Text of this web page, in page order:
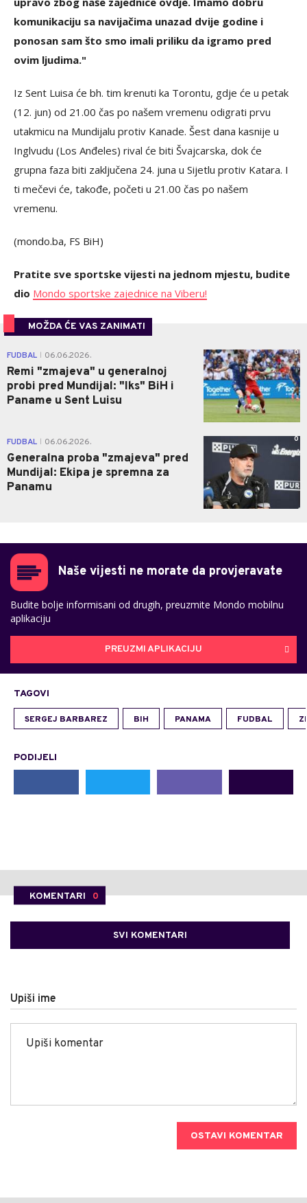
komunikaciju sa navijačima unazad dvije godine i
ponosan sam što smo imali priliku da igramo pred
ovim ljudima."
Iz Sent Luisa će bh. tim krenuti ka Torontu, gdje će u petak
(12. jun) od 21.00 čas po našem vremenu odigrati prvu
utakmicu na Mundijalu protiv Kanade. Šest dana kasnije u
Inglvudu (Los Anđeles) rival će biti Švajcarska, dok će
grupna faza biti zaključena 24. juna u Sijetlu protiv Katara. I
ti mečevi će, takođe, početi u 21.00 čas po našem
vremenu.
(mondo.ba, FS BiH)
Pratite sve sportske vijesti na jednom mjestu, budite
dio Mondo sportske zajednice na Viberu!
MOŽDA ĆE VAS ZANIMATI
FUDBAL 06.06.2026.
Remi "zmajeva" u generalnoj
probi pred Mundijal: "Iks" BiH i
Paname u Sent Luisu
0
FUDBAL 06.06.2026.
Generalna proba "zmajeva" pred
Mundijal: Ekipa je spremna za
Panamu
0
Naše vijesti ne morate da provjeravate
Budite bolje informisani od drugih, preuzmite Mondo mobilnu
aplikaciju
PREUZMI APLIKACIJU
TAGOVI
SERGEJ BARBAREZ BIH PANAMA FUDBAL
PODIJELI
KOMENTARI 0
SVI KOMENTARI
Upiši ime
OSTAVI KOMENTAR